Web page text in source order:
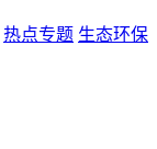
热点专题 生态环保